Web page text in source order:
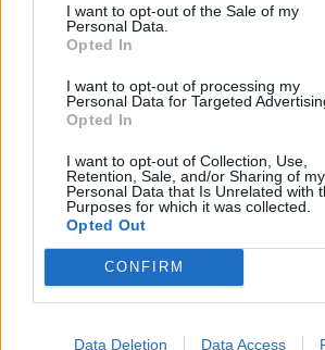
I want to opt-out of the Sale of my
Personal Data.
Opted In
I want to opt-out of processing my
Personal Data for Targeted
Opted In
I want to opt-out of Collection, Use,
Retention, Sale, and/or Sharing of my
Personal Data that Is Unrelated with
Purposes for which it was collected.
Opted Out
CONFIRM
Data Deletion Data Access